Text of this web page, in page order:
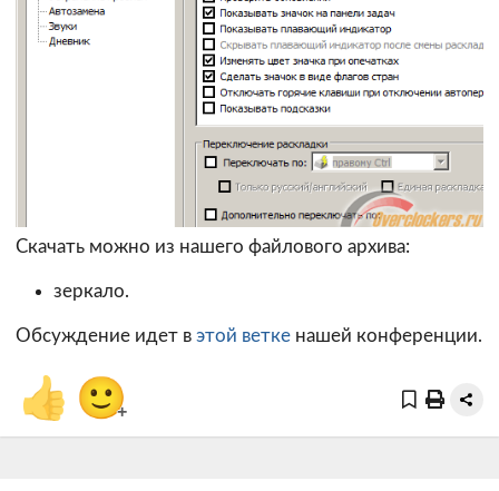
Скачать можно из нашего файлового архива:
зеркало.
Обсуждение идет в этой ветке нашей конференции.
👍 🙂
+